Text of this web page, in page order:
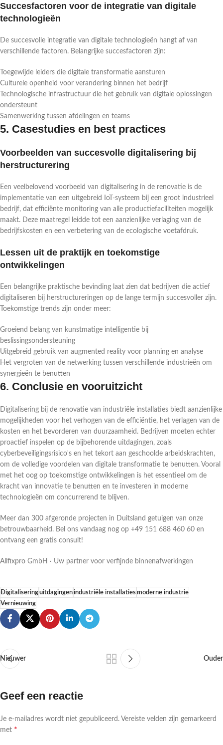
Succesfactoren voor de integratie van digitale
technologieën
De succesvolle integratie van digitale technologieën hangt af van
verschillende factoren. Belangrijke succesfactoren zijn:
Toegewijde leiders die digitale transformatie aansturen
Culturele openheid voor verandering binnen het bedrijf
Technologische infrastructuur die het gebruik van digitale oplossingen
ondersteunt
Samenwerking tussen afdelingen en teams
5. Casestudies en best practices
Voorbeelden van succesvolle digitalisering bij
herstructurering
Een veelbelovend voorbeeld van digitalisering in de renovatie is de
implementatie van een uitgebreid IoT-systeem bij een groot industrieel
bedrijf, dat efficiënte monitoring van alle productiefaciliteiten mogelijk
maakt. Deze maatregel leidde tot een aanzienlijke verlaging van de
bedrijfskosten en een verbetering van de ecologische voetafdruk.
Lessen uit de praktijk en toekomstige
ontwikkelingen
Een belangrijke praktische bevinding laat zien dat bedrijven die actief
digitaliseren bij herstructureringen op de lange termijn succesvoller zijn.
Toekomstige trends zijn onder meer:
Groeiend belang van kunstmatige intelligentie bij
beslissingsondersteuning
Uitgebreid gebruik van augmented reality voor planning en analyse
Het vergroten van de netwerking tussen verschillende industrieën om
synergieën te benutten
6. Conclusie en vooruitzicht
Digitalisering bij de renovatie van industriële installaties biedt aanzienlijke
mogelijkheden voor het verhogen van de efficiëntie, het verlagen van de
kosten en het bevorderen van duurzaamheid. Bedrijven moeten echter
proactief inspelen op de bijbehorende uitdagingen, zoals
cyberbeveiligingsrisico's en het tekort aan geschoolde arbeidskrachten,
om de volledige voordelen van digitale transformatie te benutten. Vooral
met het oog op toekomstige ontwikkelingen is het essentieel om de
kracht van innovatie te benutten en te investeren in moderne
technologieën om concurrerend te blijven.
Meer dan 300 afgeronde projecten in Duitsland getuigen van onze
betrouwbaarheid. Bel ons vandaag nog op +49 151 688 460 60 en
ontvang een gratis consult!
Allfixpro GmbH · Uw partner voor verfijnde binnenafwerkingen
Digitaliseringuitdagingenindustriële installatiesmoderne industrie
Vernieuwing
Nieuwer Ouder
Geef een reactie
Je e-mailadres wordt niet gepubliceerd. Vereiste velden zijn gemarkeerd
met *